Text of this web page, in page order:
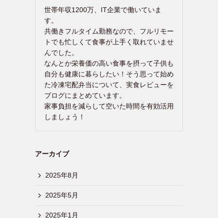
世帯年収1200万、IT企業で働いていま
す。
共働きフルタイム勤務なので、フルリモー
トでも忙しくて食事が上手く取れていませ
んでした。
なんとか栄養価の高い食事を摂って子供も
自分も健康に暮らしたい！そう思って始め
た冷凍宅配弁当について、実食レビューを
ブログにまとめています。
家事負担を減らして空いた時間を有効活用
しましょう！
アーカイブ
2025年8月
2025年5月
2025年1月